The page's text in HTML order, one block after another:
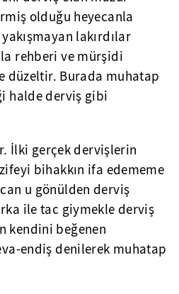
olduğu heyecanla
lakırdılar
rehberi ve mürşidi
düzeltir. Burada muhatap
halde derviş gibi
İlki gerçek dervişlerin
bihakkın ifa edememe
u gönülden derviş
ile tac giymekle derviş
kendini beğenen
endiş denilerek muhatap